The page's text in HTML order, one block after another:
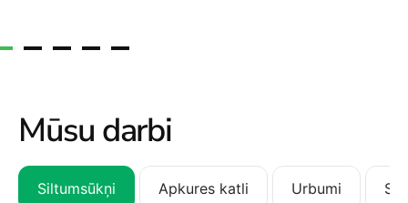
Mūsu darbi
Siltumsūkņi Apkures katli Urbumi